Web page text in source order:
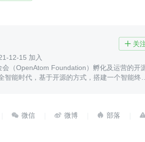
 关
12-15 加入
（OpenAtom Foundation）孵化及运营的开
能时代，基于开源的方式，搭建一个智能终端
  